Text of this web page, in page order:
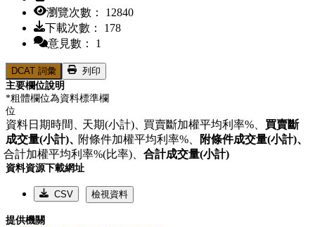
瀏覽次數： 12840
下載次數： 178
意見數： 1
DCAT 詞彙
列印
主要欄位說明
*粗體欄位為資料標準欄
位
資料日期時間、天期(小計)、買賣斷加權平均利率%、 買賣斷
成交量(小計)、附條件加權平均利率%、
附條件成交量(小計)、
合計加權平均利率%(比率)、 合計成交量(小計)
資料資源下載網址
CSV 檢視資料
提供機關